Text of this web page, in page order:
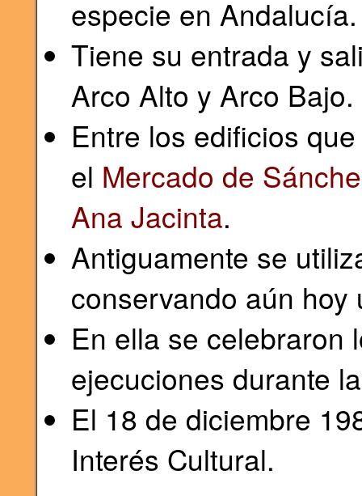
especie en Andalucía.
Tiene su entrada y
Arco Alto y Arco Bajo.
Entre los edificios
el Mercado de
Ana Jacinta.
Antiguamente se
conservando aún hoy
En ella se celebraron
ejecuciones durante
El 18 de diciembre
Interés Cultural.